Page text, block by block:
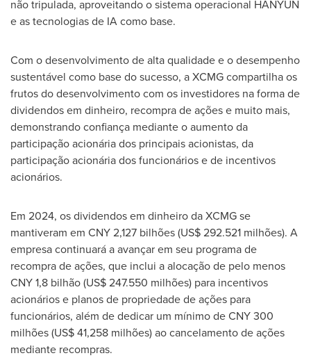
não tripulada, aproveitando o sistema operacional HANYUN
e as tecnologias de IA como base.
Com o desenvolvimento de alta qualidade e o desempenho
sustentável como base do sucesso, a XCMG compartilha os
frutos do desenvolvimento com os investidores na forma de
dividendos em dinheiro, recompra de ações e muito mais,
demonstrando confiança mediante o aumento da
participação acionária dos principais acionistas, da
participação acionária dos funcionários e de incentivos
acionários.
Em 2024, os dividendos em dinheiro da XCMG se
mantiveram em CNY 2,127 bilhões (US$ 292.521 milhões). A
empresa continuará a avançar em seu programa de
recompra de ações, que inclui a alocação de pelo menos
CNY 1,8 bilhão (US$ 247.550 milhões) para incentivos
acionários e planos de propriedade de ações para
funcionários, além de dedicar um mínimo deCNY 300
milhões (US$ 41,258 milhões) ao cancelamento de ações
mediante recompras.